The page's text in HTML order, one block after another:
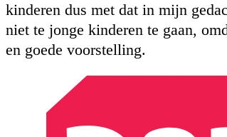
kinderen dus met dat in mijn
niet te jonge kinderen te gaan,
en goede voorstelling.